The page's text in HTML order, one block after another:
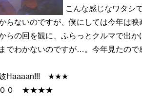
こんな感じなワタシ
らないのですが、僕にしては今年は
らの回を観に、ふらっとクルマで出
でわかないのですが…。今年見たので
妓Haaaan!!! ★★★
００ ★★★★